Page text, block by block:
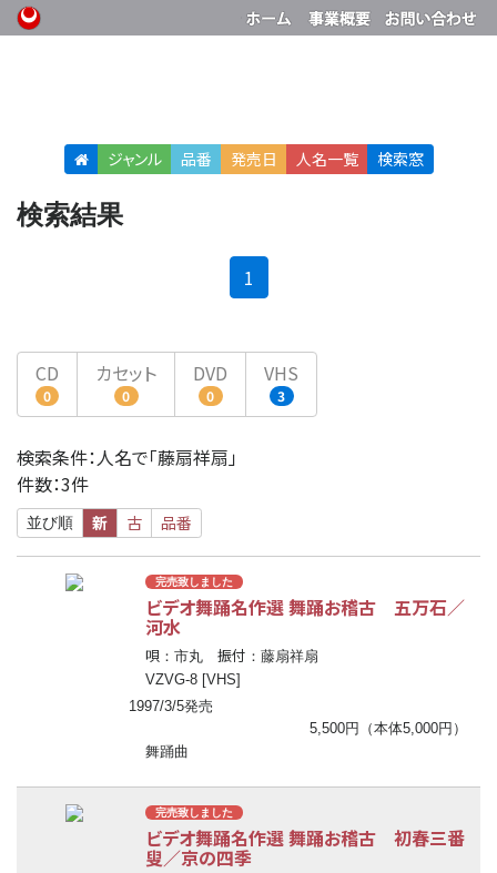
ジャンル 品番 発売日 人名一覧 検索窓
検索結果
1
CD
0
カセット
0
DVD
0
VHS
3
検索条件：人名で「藤扇祥扇」
件数：3件
並び順 新 古 品番
完売致しました
ビデオ舞踊名作選 舞踊お稽古 五万石／
河水
唄 ：市丸 振付 ：藤扇祥扇
VZVG-8 [VHS]
1997/3/5発売
5,500円（本体5,000円）
舞踊曲
完売致しました
ビデオ舞踊名作選 舞踊お稽古 初春三番
叟／京の四季